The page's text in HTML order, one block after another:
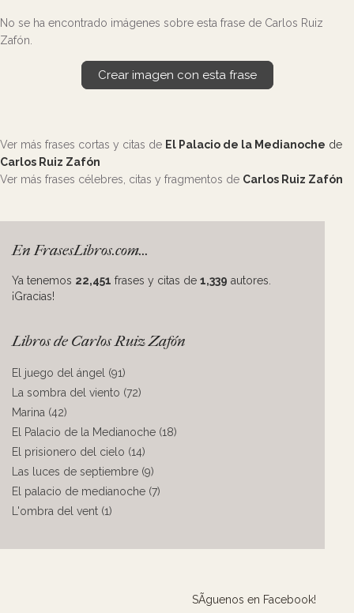
No se ha encontrado imágenes sobre esta frase de Carlos Ruiz
Zafón.
Crear imagen con esta frase
Ver más frases cortas y citas de El Palacio de la Medianoche de
Carlos Ruiz Zafón
Ver más frases célebres, citas y fragmentos de Carlos Ruiz Zafón
En FrasesLibros.com...
Ya tenemos 22,451 frases y citas de 1,339 autores.
¡Gracias!
Libros de Carlos Ruiz Zafón
El juego del ángel (91)
La sombra del viento (72)
Marina (42)
El Palacio de la Medianoche (18)
El prisionero del cielo (14)
Las luces de septiembre (9)
El palacio de medianoche (7)
L'ombra del vent (1)
SÃ­guenos en Facebook!